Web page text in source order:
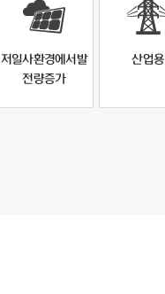
저일사환경에서발
전량증가
산업용